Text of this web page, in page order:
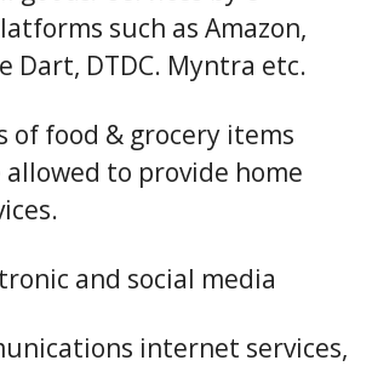
such as Amazon,
Dart, DTDC. Myntra etc.
of food & grocery items
allowed to provide home
and social media
internet services,